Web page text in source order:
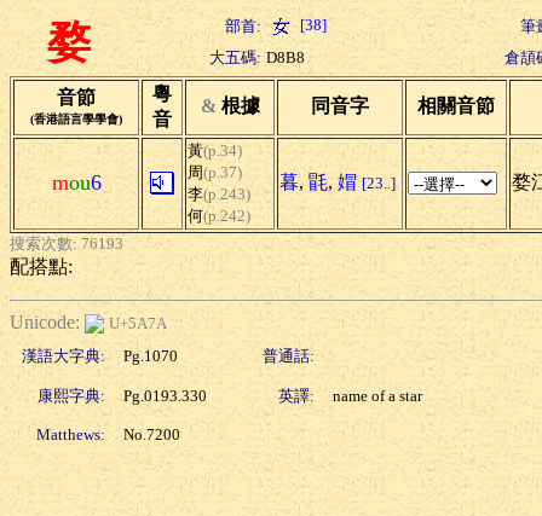
婺 部首: [38]
筆
大五碼: D8B8 倉頡
音節
(香港語言學學會)
粵
音
& 根據 同音字 相關音節
mou6
黃(p.34)
周(p.37)
李(p.243)
何(p.242)
暮, 毷, 媢 [23..] 婺
搜索次數: 76193
配搭點:
Unicode:
U+5A7A
漢語大字典:
Pg.1070 普通話:
康熙字典: Pg.0193.330 英譯: name of a star
Matthews: No.7200